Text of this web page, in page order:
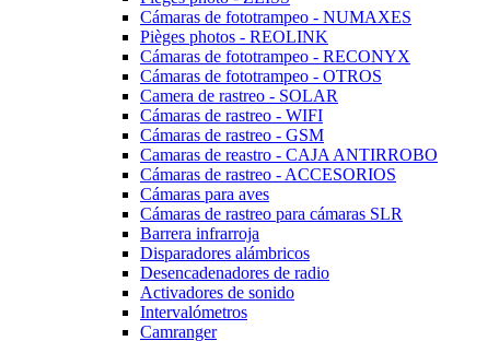
Cámaras de fototrampeo - NUMAXES
Pièges photos - REOLINK
Cámaras de fototrampeo - RECONYX
Cámaras de fototrampeo - OTROS
Camera de rastreo - SOLAR
Cámaras de rastreo - WIFI
Cámaras de rastreo - GSM
Camaras de reastro - CAJA ANTIRROBO
Cámaras de rastreo - ACCESORIOS
Cámaras para aves
Cámaras de rastreo para cámaras SLR
Barrera infrarroja
Disparadores alámbricos
Desencadenadores de radio
Activadores de sonido
Intervalómetros
Camranger